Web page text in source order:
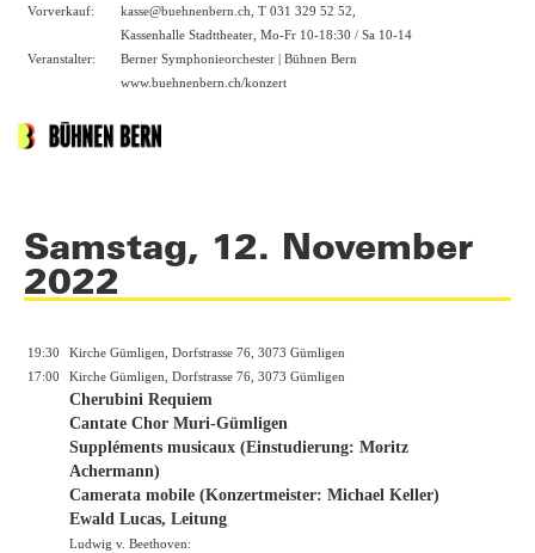
Vorverkauf:
kasse@buehnenbern.ch, T 031 329 52 52,
Kassenhalle Stadttheater, Mo-Fr 10-18:30 / Sa 10-14
Veranstalter:
Berner Symphonieorchester | Bühnen Bern
www.buehnenbern.ch/konzert
Samstag, 12. November
2022
19:30
Kirche Gümligen, Dorfstrasse 76, 3073 Gümligen
17:00
Kirche Gümligen, Dorfstrasse 76, 3073 Gümligen
Cherubini Requiem
Cantate Chor Muri-Gümligen
Suppléments musicaux (Einstudierung: Moritz
Achermann)
Camerata mobile (Konzertmeister: Michael Keller)
Ewald Lucas, Leitung
Ludwig v. Beethoven: